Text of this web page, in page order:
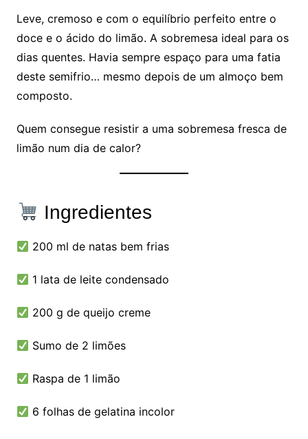
Leve, cremoso e com o equilíbrio perfeito entre o
doce e o ácido do limão. A sobremesa ideal para os
dias quentes. Havia sempre espaço para uma fatia
deste semifrio… mesmo depois de um almoço bem
composto.
Quem consegue resistir a uma sobremesa fresca de
limão num dia de calor?
Ingredientes
200 ml de natas bem frias
1 lata de leite condensado
200 g de queijo creme
Sumo de 2 limões
Raspa de 1 limão
6 folhas de gelatina incolor